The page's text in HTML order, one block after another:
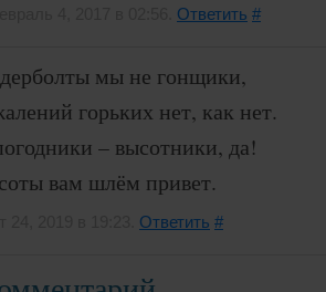
Ответить #
мы не гонщики,
горьких нет, как нет.
– высотники, да!
вам шлём привет.
Ответить #